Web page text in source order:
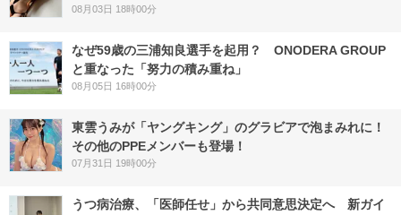
08月03日 18時00分
なぜ59歳の三浦知良選手を起用？ ONODERA GROUP
と重なった「努力の積み重ね」
08月05日 16時00分
東雲うみが「ヤングキング」のグラビアで泡まみれに！
その他のPPEメンバーも登場！
07月31日 19時00分
うつ病治療、「医師任せ」から共同意思決定へ 新ガイ